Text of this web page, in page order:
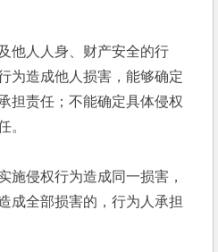
他人人身、财产安全的行
为造成他人损害，能够确定
担责任；不能确定具体侵权
。
施侵权行为造成同一损害，
成全部损害的，行为人承担